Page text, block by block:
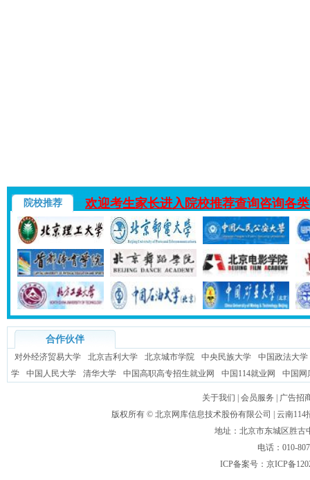
院校推荐 欢迎考生家长进入院校推荐查询咨询各
合作伙伴
对外经济贸易大学 北京吉利大学 北京城市学院 中央民族大学
中国政法大学
学
中国人民大学 清华大学 中国高职高专招生就业网 中国114就业网 中国网
关于我们 会员服务
广告招
版权所有 © 北京网库信息技术股份有限公司
| 云南
地址：北京市东城区胜
电话：010-
ICP备案号： 京ICP备